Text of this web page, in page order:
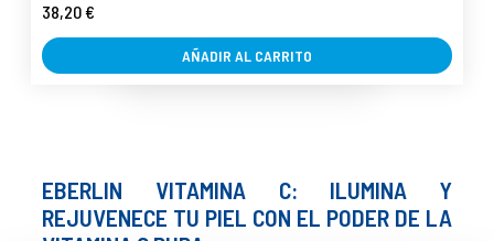
38,20 €
AÑADIR AL CARRITO
EBERLIN VITAMINA C: ILUMINA Y
REJUVENECE TU PIEL CON EL PODER DE LA